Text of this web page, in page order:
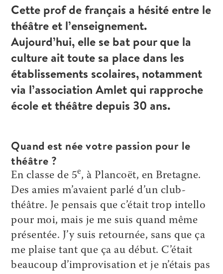
Cette prof de français a hésité entre le
théâtre et l’enseignement.
Aujourd’hui, elle se bat pour que la
culture ait toute sa place dans les
établissements scolaires, notamment
via l’association Amlet qui rapproche
école et théâtre depuis 30 ans.
Quand est née votre passion pour le
théâtre ?
En classe de 5e, à Plancoët, en Bretagne.
Des amies m’avaient parlé d’un club-
théâtre. Je pensais que c’était trop intello
pour moi, mais je me suis quand même
présentée. J’y suis retournée, sans que ça
me plaise tant que ça au début. C’était
beaucoup d’improvisation et je n’étais pas